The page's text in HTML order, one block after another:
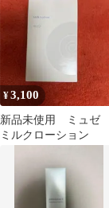
¥3,100
新品未使用 ミュゼ
ミルクローション